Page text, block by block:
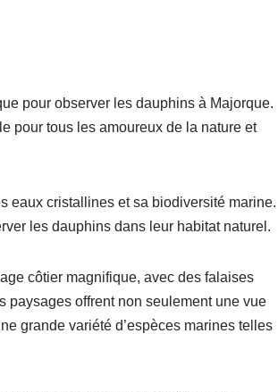
pour observer les dauphins à Majorque.
pour tous les amoureux de la nature et
eaux cristallines et sa biodiversité marine.
les dauphins dans leur habitat naturel.
côtier magnifique, avec des falaises
paysages offrent non seulement une vue
grande variété d’espèces marines telles